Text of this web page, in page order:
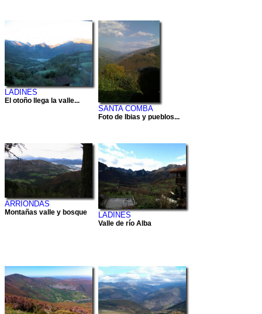
LADINES
El otoño llega la valle...
SANTA COMBA
Foto de Ibias y pueblos...
ARRIONDAS
Montañas valle y bosque LADINES
Valle de río Alba